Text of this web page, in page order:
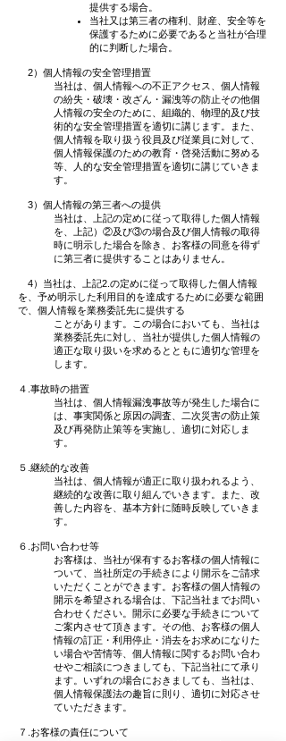
提供する場合。
当社又は第三者の権利、財産、安全等を
保護するために必要であると当社が合理
的に判断した場合。
2） 個人情報の安全管理措置
当社は、個人情報への不正アクセス、個人情報
の紛失・破壊・改ざん・漏洩等の防止その他個
人情報の安全のために、組織的、物理的及び技
術的な安全管理措置を適切に講じます。また、
個人情報を取り扱う役員及び従業員に対して、
個人情報保護のための教育・啓発活動に努める
等、人的な安全管理措置を適切に講じていきま
す。
3） 個人情報の第三者への提供
当社は、上記の定めに従って取得した個人情報
を、上記）②及び③の場合及び個人情報の取得
時に明示した場合を除き、お客様の同意を得ず
に第三者に提供することはありません。
4）当社は、上記2.の定めに従って取得した個人情報
を、予め明示した利用目的を達成するために必要な範囲
で、個人情報を業務委託先に提供する
ことがあります。この場合においても、当社は
業務委託先に対し、当社が提供した個人情報の
適正な取り扱いを求めるとともに適切な管理を
します。
４.事故時の措置
当社は、個人情報漏洩事故等が発生した場合に
は、事実関係と原因の調査、二次災害の防止策
及び再発防止策等を実施し、適切に対応しま
す。
５.継続的な改善
当社は、個人情報が適正に取り扱われるよう、
継続的な改善に取り組んでいきます。また、改
善した内容を、基本方針に随時反映していきま
す。
６.お問い合わせ等
お客様は、当社が保有するお客様の個人情報に
ついて、当社所定の手続きにより開示をご請求
いただくことができます。お客様の個人情報の
開示を希望される場合は、下記当社までお問い
合わせください。開示に必要な手続きについて
ご案内させて頂きます。その他、お客様の個人
情報の訂正・利用停止・消去をお求めになりた
い場合や苦情等、個人情報に関するお問い合わ
せやご相談につきましても、下記当社にて承り
ます。いずれの場合におきましても、当社は、
個人情報保護法の趣旨に則り、適切に対応させ
ていただきます。
７.お客様の責任について